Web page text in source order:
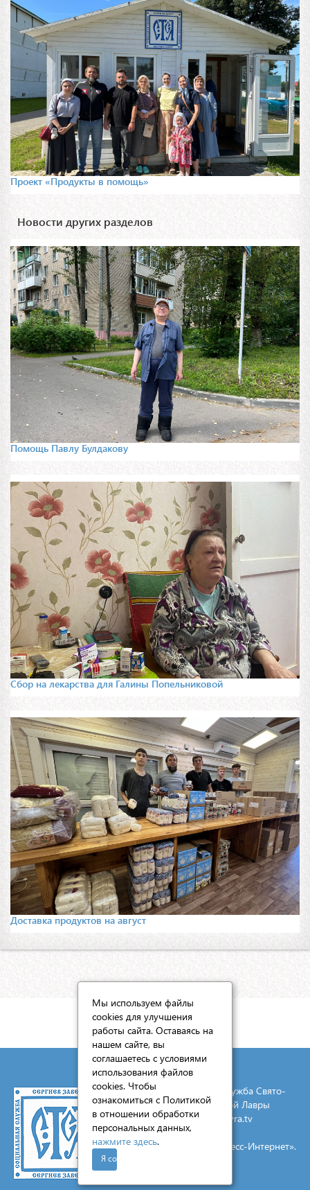
Проект «Продукты в помощь»
Новости других разделов
Помощь Павлу Булдакову
Сбор на лекарства для Галины Попельниковой
Доставка продуктов на август
КАРТА САЙТА
© 2026 Социальная служба Свято-
Троицкой Сергиевой Лавры
E-mail:mail@lavra.tv
Создание сайта - «Экспресс-Интернет».
Мы используем файлы
cookies для улучшения
работы сайта. Оставаясь на
нашем сайте, вы
соглашаетесь с условиями
использования файлов
cookies. Чтобы
ознакомиться с Политикой
в отношении обработки
персональных данных,
нажмите здесь.
Я согласен